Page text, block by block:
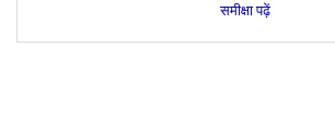
समीक्षा पढ़ें